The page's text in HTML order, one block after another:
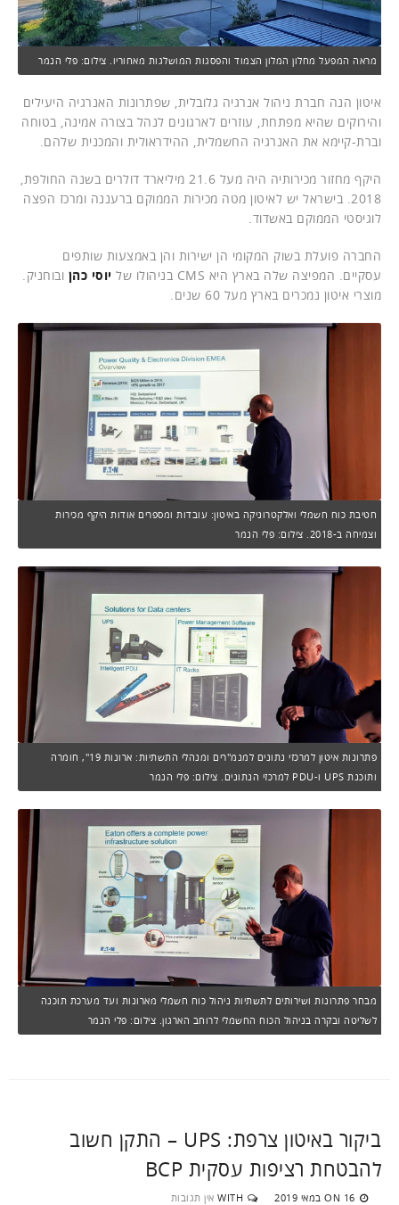
מראה המפעל מחלון המלון הצמוד והפסגות המושלגות מאחוריו. צילום: פלי הנמר
איטון הנה חברת ניהול אנרגיה גלובלית, שפתרונות האנרגיה היעילים
והירוקים שהיא מפתחת, עוזרים לארגונים לנהל בצורה אמינה, בטוחה
וברת-קיימא את האנרגיה החשמלית, ההידראולית והמכנית שלהם.
היקף מחזור מכירותיה היה מעל 21.6 מיליארד דולרים בשנה החולפת,
2018. בישראל יש לאיטון מטה מכירות הממוקם ברעננה ומרכז הפצה
לוגיסטי הממוקם באשדוד.
החברה פועלת בשוק המקומי הן ישירות והן באמצעות שותפים
עסקיים. המפיצה שלה בארץ היא CMS בניהולו של
יוסי כהן ובוחניק.
מוצרי איטון נמכרים בארץ מעל 60 שנים.
חטיבת כוח חשמלי ואלקטרוניקה באיטון: עובדות ומספרים אודות היקף מכירות
וצמיחה ב-2018. צילום: פלי הנמר
פתרונות איטון למרכזי נתונים למנמ"רים ומנהלי התשתיות: ארונות 19", חומרה
ותוכנת UPS ו-PDU למרכזי הנתונים. צילום: פלי הנמר
מבחר פתרונות ושירותים לתשתיות ניהול כוח חשמלי מארונות ועד מערכת תוכנה
לשליטה ובקרה בניהול הכוח החשמלי לרוחב הארגון. צילום: פלי הנמר
ביקור באיטון צרפת: UPS – התקן חשוב
להבטחת רציפות עסקית BCP
ON 16 במאי 2019 WITH אין תגובות